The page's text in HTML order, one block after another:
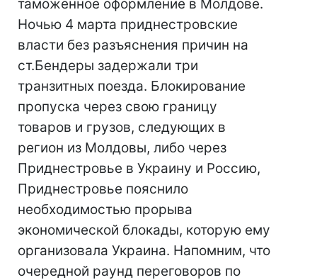
таможенное оформление в Молдове.
Ночью 4 марта приднестровские
власти без разъяснения причин на
ст.Бендеры задержали три
транзитных поезда. Блокирование
пропуска через свою границу
товаров и грузов, следующих в
регион из Молдовы, либо через
Приднестровье в Украину и Россию,
Приднестровье пояснило
необходимостью прорыва
экономической блокады, которую ему
организовала Украина. Напомним, что
очередной раунд переговоров по